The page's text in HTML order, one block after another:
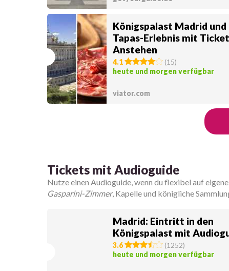
Königspalast Madrid und
Tapas-Erlebnis mit
Anstehen
4.1 (15)
heute und morgen verfügbar
viator.com
Tickets mit Audioguide
Nutze einen Audioguide, wenn du flexibel auf
Gasparini-Zimmer, Kapelle und königliche
Madrid: Eintritt in den
Königspalast mit
3.6 (1252)
heute und morgen verfügbar